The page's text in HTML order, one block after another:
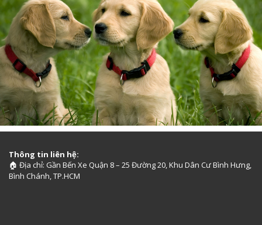
Thông tin liên hệ:
🏠 Địa chỉ: Gần Bến Xe Quận 8 – 25 Đường 20, Khu Dân Cư Bình Hưng,
Bình Chánh, TP.HCM